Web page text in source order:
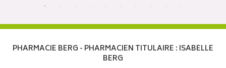
PHARMACIE BERG - PHARMACIEN TITULAIRE : ISABELLE
BERG